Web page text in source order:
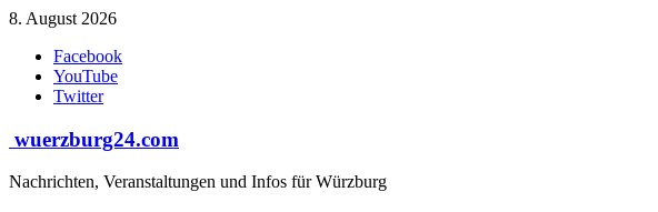
Zum
springen
8. August 2026
Facebook
YouTube
Twitter
wuerzburg24.com
Nachrichten, Veranstaltungen und Infos für Würzburg